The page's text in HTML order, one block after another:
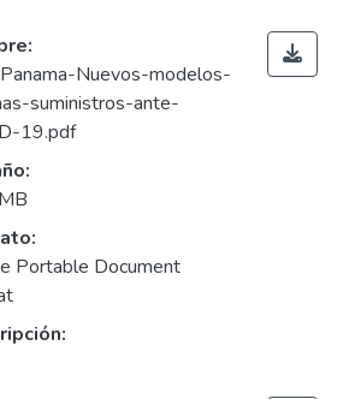
Nuevos-modelos-
suministros-ante-
19.pdf
Portable Document